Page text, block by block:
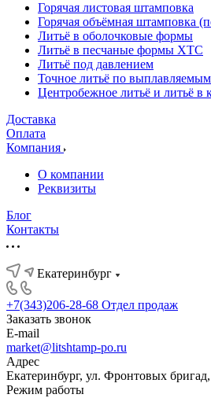
Горячая листовая штамповка
Горячая объёмная штамповка
Литьё в оболочковые формы
Литьё в песчаные формы ХТС
Литьё под давлением
Точное литьё по
Центробежное литьё и литьё в
Доставка
Оплата
Компания
О компании
Реквизиты
Блог
Контакты
Екатеринбург
+7(343)206-28-68 Отдел продаж
Заказать звонок
E-mail
market@litshtamp-po.ru
Адрес
Екатеринбург, ул. Фронтовых
Режим работы